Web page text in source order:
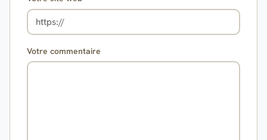
Votre commentaire